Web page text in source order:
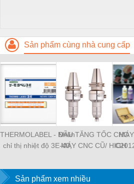
Sản phẩm cùng nhà cung cấp
THERMOLABEL - Nhãn
chỉ thị nhiệt độ 3E-40,
thermolabe Nigk
ĐẦU TĂNG TỐC CHO
MÁY CNC CŨ/ HIGH
Sản phẩm xem nhiều